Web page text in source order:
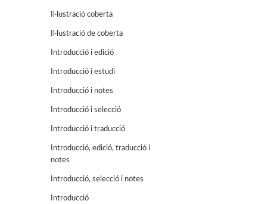
Il·lustració coberta
Il·lustració de coberta
Introducció i edició
Introducció i estudi
Introducció i notes
Introducció i selecció
Introducció i traducció
Introducció, edició, traducció i
notes
Introducció, selecció i notes
Introducció